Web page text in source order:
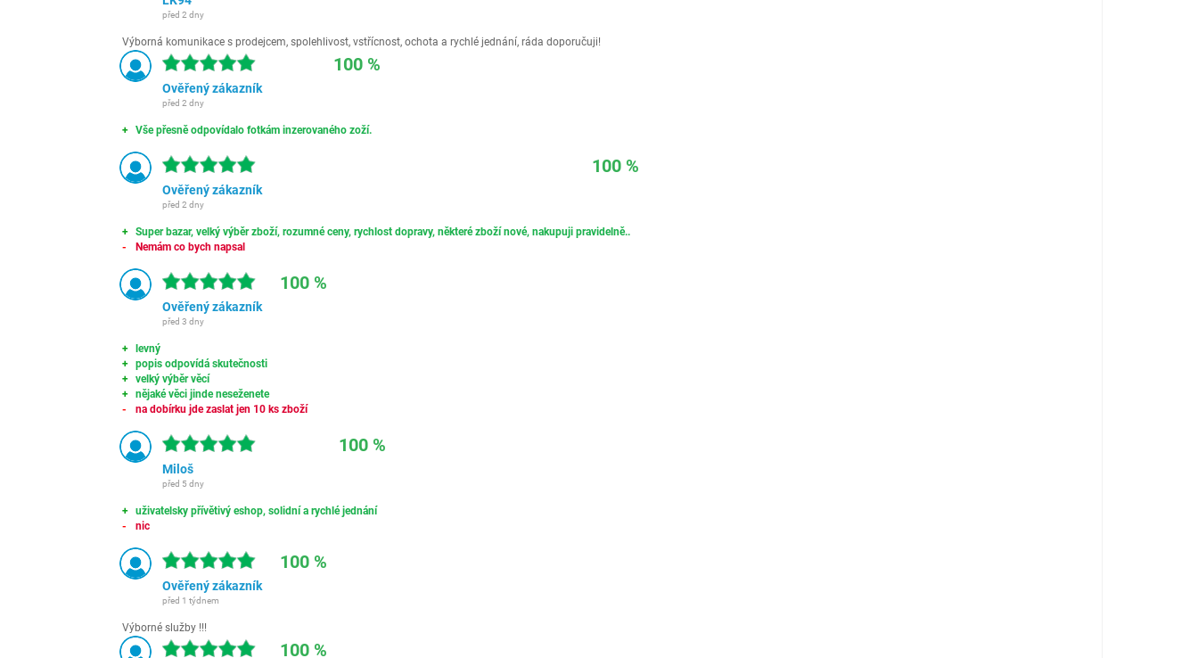
před 2 dny
Výborná komunikace s prodejcem, spolehlivost, vstřícnost, ochota a rychlé jednání, ráda doporučuji!
100 %
Ověřený zákazník
před 2 dny
Vše přesně odpovídalo fotkám inzerovaného zoží.
100 %
Ověřený zákazník
před 2 dny
Super bazar, velký výběr zboží, rozumné ceny, rychlost dopravy, některé zboží nové, nakupuji pravidelně..
Nemám co bych napsal
100 %
Ověřený zákazník
před 3 dny
levný
popis odpovídá skutečnosti
velký výběr věcí
nějaké věci jinde neseženete
na dobírku jde zaslat jen 10 ks zboží
100 %
Miloš
před 5 dny
uživatelsky přívětivý eshop, solidní a rychlé jednání
nic
100 %
Ověřený zákazník
před 1 týdnem
Výborné služby !!!
100 %